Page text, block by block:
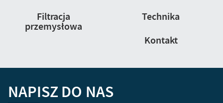
Filtracja
przemysłowa
Technika
Kontakt
NAPISZ DO NAS